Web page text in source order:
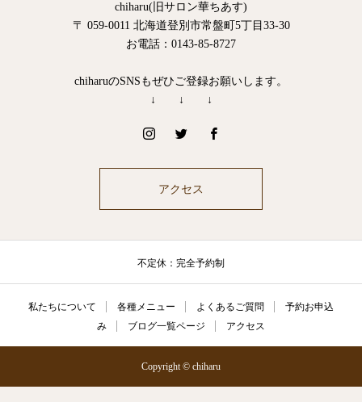
chiharu(旧サロン華ちあす)
〒 059-0011 北海道登別市常盤町5丁目33-30
お電話：0143-85-8727
chiharuのSNSもぜひご登録お願いします。
↓ ↓ ↓
アクセス
不定休：完全予約制
私たちについて 各種メニュー よくあるご質問
予約お申込
み
ブログ一覧ページ アクセス
Copyright © chiharu